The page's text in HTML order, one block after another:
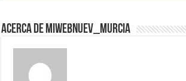
Acerca de miwebnuev_murcia